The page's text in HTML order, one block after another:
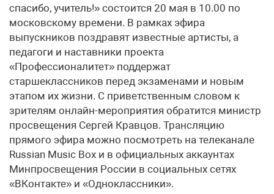
спасибо, учитель!» состоится 20 мая в 10.00 по
московскому времени. В рамках эфира
выпускников поздравят известные артисты, а
педагоги и наставники проекта
«Профессионалитет» поддержат
старшеклассников перед экзаменами и новым
этапом их жизни. С приветственным словом к
зрителям онлайн-мероприятия обратится министр
просвещения Сергей Кравцов. Трансляцию
прямого эфира можно посмотреть на телеканале
Russian Music Box и в официальных аккаунтах
Минпросвещения России в социальных сетях
«ВКонтакте» и «Одноклассники».